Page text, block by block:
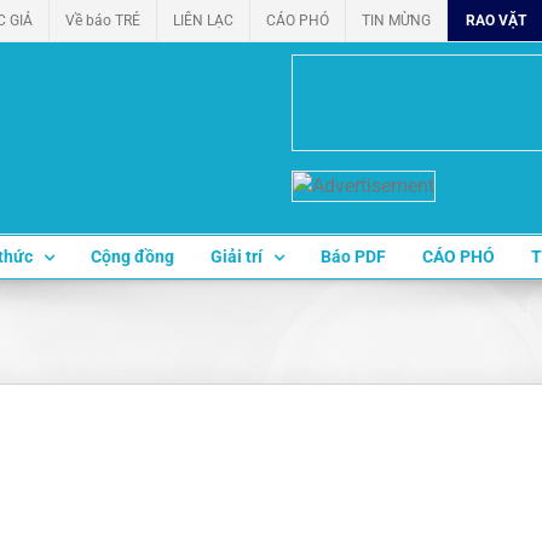
GIẢ Về báo TRẺ LIÊN LẠC CÁO PHÓ TIN MỪNG RAO VẶT
Cộng đồng Giải trí Báo PDF CÁO PHÓ